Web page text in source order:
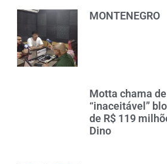
MONTENEGRO
Motta chama de
“inaceitável”
de R$ 119
Dino